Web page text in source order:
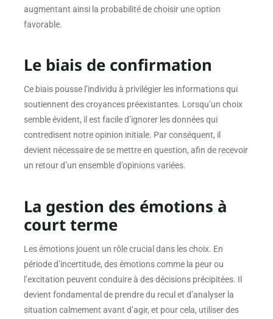
augmentant ainsi la probabilité de choisir une option
favorable.
Le biais de confirmation
Ce biais pousse l’individu à privilégier les informations qui
soutiennent des croyances préexistantes. Lorsqu’un choix
semble évident, il est facile d’ignorer les données qui
contredisent notre opinion initiale. Par conséquent, il
devient nécessaire de se mettre en question, afin de recevoir
un retour d’un ensemble d’opinions variées.
La gestion des émotions à
court terme
Les émotions jouent un rôle crucial dans les choix. En
période d’incertitude, des émotions comme la peur ou
l’excitation peuvent conduire à des décisions précipitées. Il
devient fondamental de prendre du recul et d’analyser la
situation calmement avant d’agir, et pour cela, utiliser des